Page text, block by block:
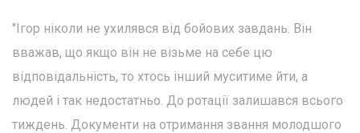
"Ігор ніколи не ухилявся від бойових завдань. Він
вважав, що якщо він не візьме на себе цю
відповідальність, то хтось інший муситиме йти, а
людей і так недостатньо. До ротації залишався всього
тиждень. Документи на отримання звання молодшого